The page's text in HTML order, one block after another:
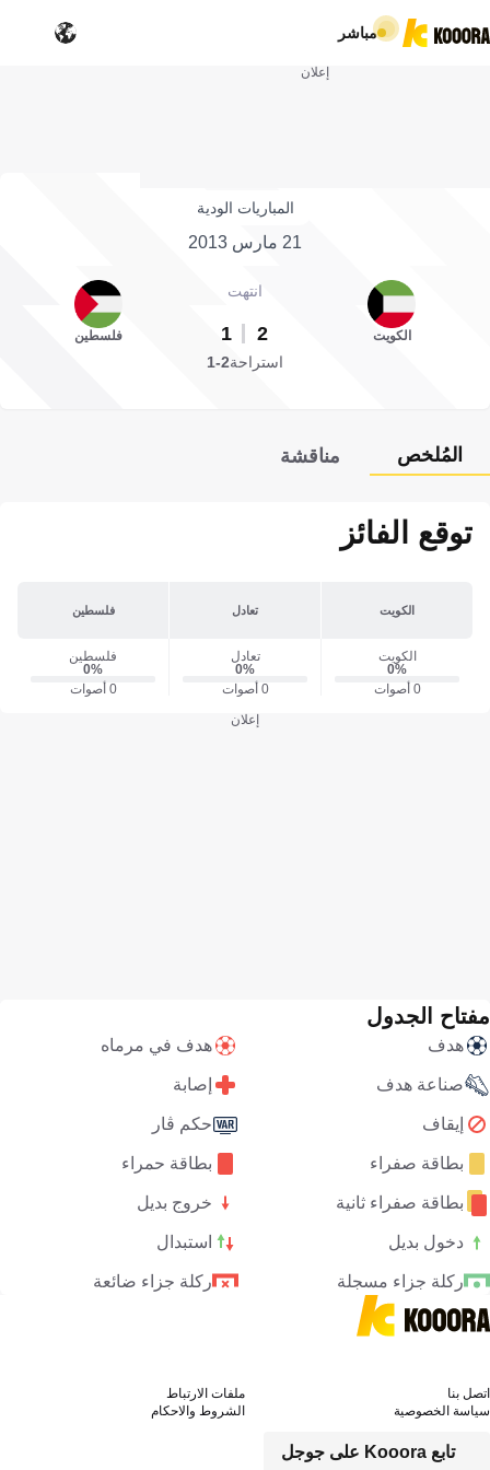
مباشر
إعلان
المباريات الودية
21 مارس 2013
الكويت
انتهت
2
1 فلسطين
استراحة2-1
المُلخص مناقشة
توقع الفائز
الكويت تعادل فلسطين
الكويت
0‎%‎
0 أصوات
تعادل
0‎%‎
0 أصوات
فلسطين
0‎%‎
0 أصوات
إعلان
مفتاح الجدول
هدف هدف في مرماه
صناعة هدف إصابة
إيقاف حكم ڤار
بطاقة صفراء بطاقة حمراء
بطاقة صفراء ثانية خروج بديل
دخول بديل استبدال
ركلة جزاء مسجلة ركلة جزاء ضائعة
تابع Kooora على جوجل
اتصل بنا
ملفات الارتباط
سياسة الخصوصية
الشروط والاحكام